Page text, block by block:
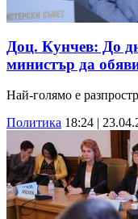
Доц. Кунчев: До
министър да
Най-голямо е
Политика 18:24 |